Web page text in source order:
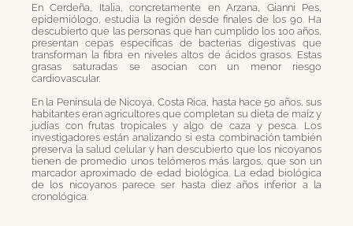
En Cerdeña, Italia, concretamente en Arzana, Gianni Pes,
epidemiólogo, estudia la región desde finales de los 90. Ha
descubierto que las personas que han cumplido los 100 años,
presentan cepas específicas de bacterias digestivas que
transforman la fibra en niveles altos de ácidos grasos. Estas
grasas saturadas se asocian con un menor riesgo
cardiovascular.
En la Península de Nicoya, Costa Rica, hasta hace 50 años, sus
habitantes eran agricultores que completan su dieta de maíz y
judías con frutas tropicales y algo de caza y pesca. Los
investigadores están analizando si esta combinación también
preserva la salud celular y han descubierto que los nicoyanos
tienen de promedio unos telómeros más largos, que son un
marcador aproximado de edad biológica. La edad biológica
de los nicoyanos parece ser hasta diez años inferior a la
cronológica.